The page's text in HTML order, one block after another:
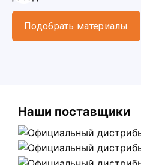
Подобрать материалы
Наши поставщики